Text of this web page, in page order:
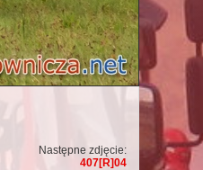
Następne zdjęcie:
407[R]04